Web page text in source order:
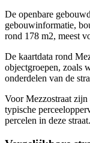
De openbare
gebouwinformatie,
rond 178 m2, meest
De kaartdata rond
objectgroepen, zoals
onderdelen van de
Voor Mezzostraat
typische
percelen in deze straat.